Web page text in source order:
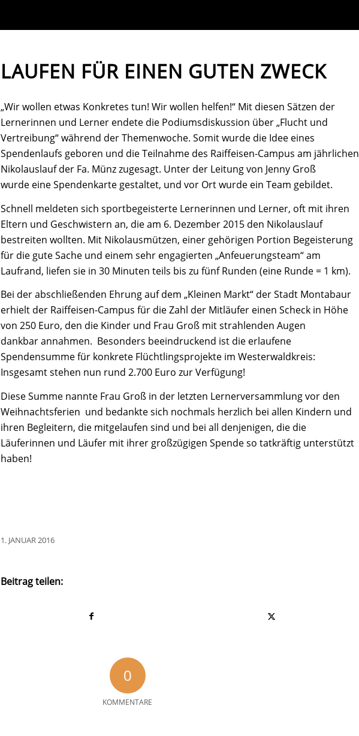
LAUFEN FÜR EINEN GUTEN ZWECK
„Wir wollen etwas Konkretes tun! Wir wollen helfen!“ Mit diesen Sätzen der
Lernerinnen und Lerner endete die Podiumsdiskussion über „Flucht und
Vertreibung“ während der Themenwoche. Somit wurde die Idee eines
Spendenlaufs geboren und die Teilnahme des Raiffeisen-Campus am jährlichen
Nikolauslauf der Fa. Münz zugesagt. Unter der Leitung von Jenny Groß
wurde eine Spendenkarte gestaltet, und vor Ort wurde ein Team gebildet.
Schnell meldeten sich sportbegeisterte Lernerinnen und Lerner, oft mit ihren
Eltern und Geschwistern an, die am 6. Dezember 2015 den Nikolauslauf
bestreiten wollten. Mit Nikolausmützen, einer gehörigen Portion Begeisterung
für die gute Sache und einem sehr engagierten „Anfeuerungsteam“ am
Laufrand, liefen sie in 30 Minuten teils bis zu fünf Runden (eine Runde = 1 km).
Bei der abschließenden Ehrung auf dem „Kleinen Markt“ der Stadt Montabaur
erhielt der Raiffeisen-Campus für die Zahl der Mitläufer einen Scheck in Höhe
von 250 Euro, den die Kinder und Frau Groß mit strahlenden Augen
dankbar annahmen. Besonders beeindruckend ist die erlaufene
Spendensumme für konkrete Flüchtlingsprojekte im Westerwaldkreis:
Insgesamt stehen nun rund 2.700 Euro zur Verfügung!
Diese Summe nannte Frau Groß in der letzten Lernerversammlung vor den
Weihnachtsferien und bedankte sich nochmals herzlich bei allen Kindern und
ihren Begleitern, die mitgelaufen sind und bei all denjenigen, die die
Läuferinnen und Läufer mit ihrer großzügigen Spende so tatkräftig unterstützt
haben!
1. JANUAR 2016
Beitrag teilen:
0
KOMMENTARE